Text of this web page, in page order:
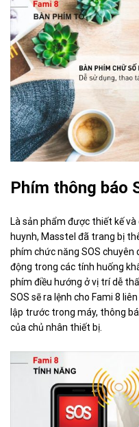
Phím thông báo
Là sản phẩm được thiết kế
huynh, Masstel đã trang bị
phím chức năng SOS chuyên
động trong các tính huống
phím điều hướng ở vị trí dễ
SOS sẽ ra lệnh cho Fami 8
lập trước trong máy, thông
của chủ nhân thiết bị.